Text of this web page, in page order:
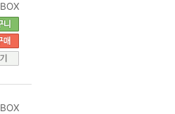
BOX
BOX